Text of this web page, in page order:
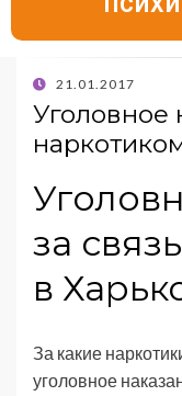
21.01.2017
Уголовное
за
в
За какие
уголовное